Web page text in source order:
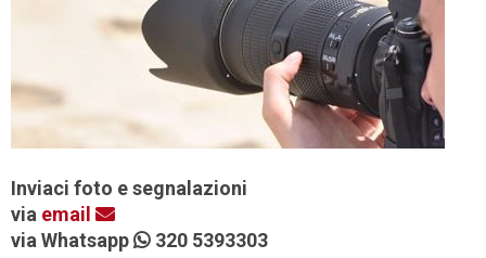
Inviaci foto e segnalazioni
via email
via Whatsapp
320 5393303